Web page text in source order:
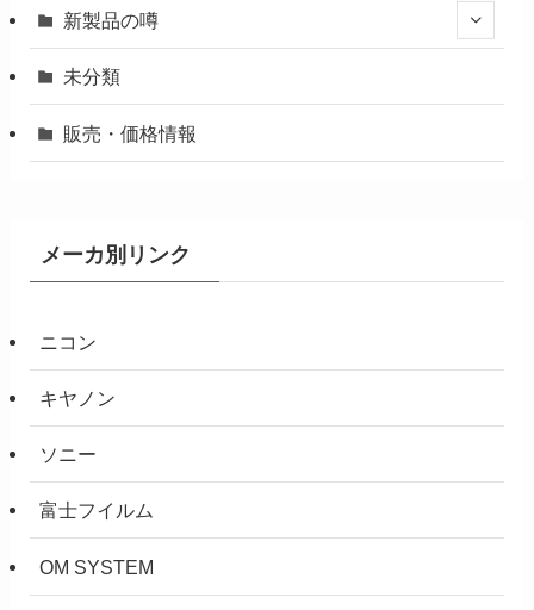
新製品の噂
未分類
販売・価格情報
メーカ別リンク
ニコン
キヤノン
ソニー
富士フイルム
OM SYSTEM